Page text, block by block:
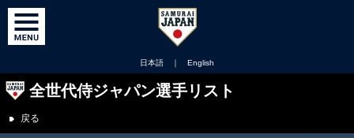
日本語 ｜ English
全世代侍ジャパン選手リスト
戻る